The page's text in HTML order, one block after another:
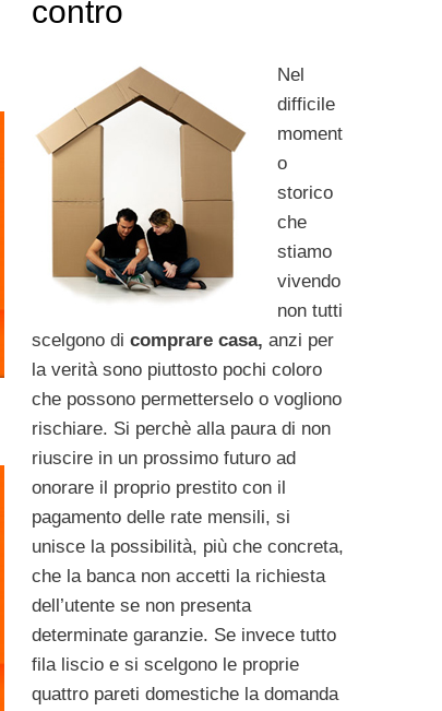
contro
Nel
difficile
moment
o
storico
che
stiamo
vivendo
non tutti
scelgono di comprare casa, anzi per
la verità sono piuttosto pochi coloro
che possono permetterselo o vogliono
rischiare. Si perchè alla paura di non
riuscire in un prossimo futuro ad
onorare il proprio prestito con il
pagamento delle rate mensili, si
unisce la possibilità, più che concreta,
che la banca non accetti la richiesta
dell’utente se non presenta
determinate garanzie. Se invece tutto
fila liscio e si scelgono le proprie
quattro pareti domestiche la domanda